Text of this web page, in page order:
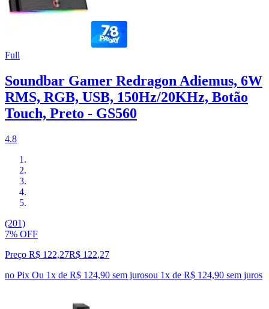
Full
Soundbar Gamer Redragon Adiemus, 6W
RMS, RGB, USB, 150Hz/20KHz, Botão
Touch, Preto - GS560
4.8
(201)
7% OFF
Preço R$ 122,27R$ 122,27
no Pix Ou 1x de R$ 124,90 sem jurosou 1x de R$ 124,90 sem juros